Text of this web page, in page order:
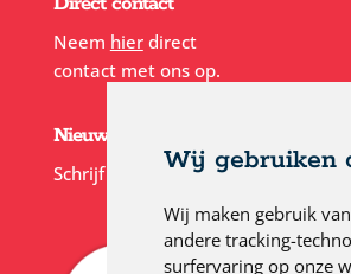
Wij gebruiken
Wij maken gebruik
andere tracking-
surfervaring op onze
Neem hierdirect
contact met ons op.
Nieuwsbrief
Schrijf je in voor onzenieuwsbrief